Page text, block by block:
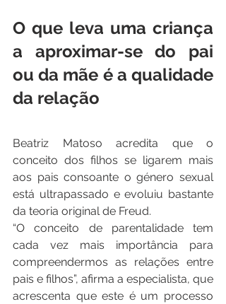
O que leva uma criança
a aproximar-se do pai
ou da mãe é a qualidade
da relação
Beatriz Matoso acredita que o
conceito dos filhos se ligarem mais
aos pais consoante o género sexual
está ultrapassado e evoluiu bastante
da teoria original de Freud.
“O conceito de parentalidade tem
cada vez mais importância para
compreendermos as relações entre
pais e filhos”, afirma a especialista, que
acrescenta que este é um processo